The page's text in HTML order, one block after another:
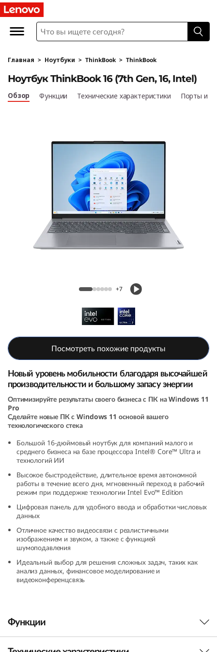
L
n
o
v
6
G
e
n
7
1
)
Главная > Ноутбуки > ThinkBook > ThinkBook
Ноутбук ThinkBook 16 (7th Gen, 16, Intel)
Ноутбук ThinkBook 16 (7th Gen, 16, Intel)
Обзор Функции Технические характеристики Порты и
+7
Посмотреть похожие продукты
Новый уровень мобильности благодаря высочайшей
производительности и большому запасу энергии
Оптимизируйте результаты своего бизнеса с ПК на Windows 11
Pro
Сделайте новые ПК с Windows 11 основой вашего
технологического стека
Большой 16-дюймовый ноутбук для компаний малого и
среднего бизнеса на базе процессора Intel® Core™ Ultra и
технологий ИИ
Высокое быстродействие, длительное время автономной
работы в течение всего дня, мгновенный переход в рабочий
режим при поддержке технологии Intel Evo™ Edition
Цифровая панель для удобного ввода и обработки числовых
данных
Отличное качество видеосвязи с реалистичными
изображением и звуком, а также с функцией
шумоподавления
Идеальный выбор для решения сложных задач, таких как
анализ данных, финансовое моделирование и
видеоконференцсвязь
Функции